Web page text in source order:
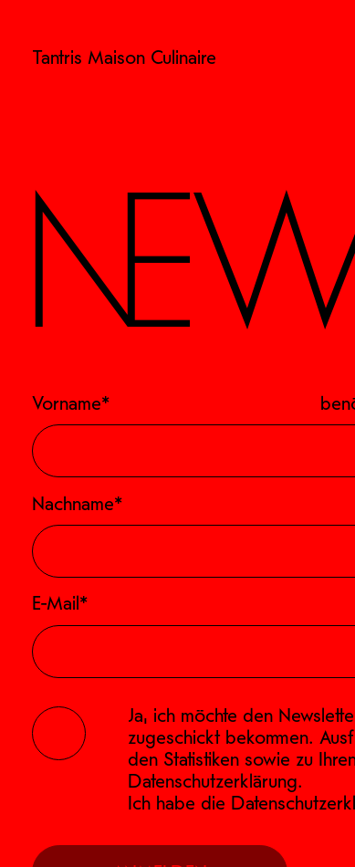
Tantris Maison Culinaire
Vorname*
Nachname*
E-Mail*
Ja, ich möchte den
zugeschickt bekommen.
den Statistiken sowie zu
Datenschutzerklärung.
Ich habe die